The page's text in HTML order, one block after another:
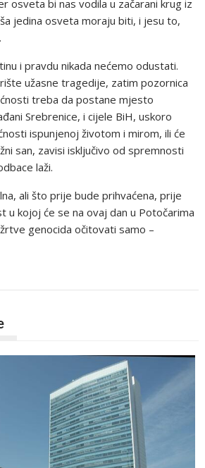
osveta bi nas vodila u začarani krug iz
jedina osveta moraju biti, i jesu to,
i pravdu nikada nećemo odustati.
užasne tragedije, zatim pozornica
treba da postane mjesto
Srebrenice, i cijele BiH, uskoro
ispunjenoj životom i mirom, ili će
san, zavisi isključivo od spremnosti
laži.
ali što prije bude prihvaćena, prije
u kojoj će se na ovaj dan u Potočarima
genocida očitovati samo –